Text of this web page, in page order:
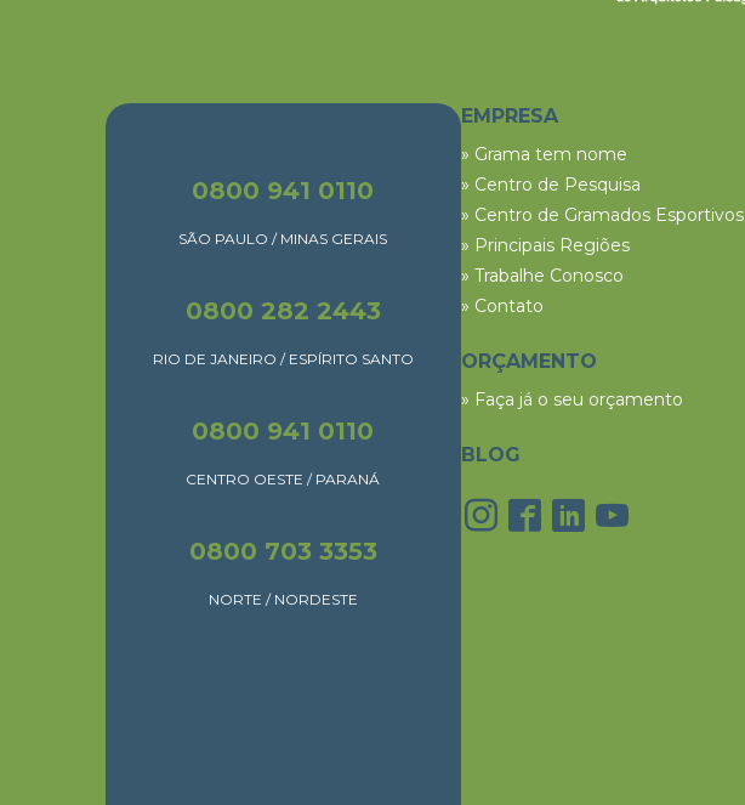
0800 941 0110
SÃO PAULO / MINAS GERAIS
0800 282 2443
RIO DE JANEIRO / ESPÍRITO SANTO
0800 941 0110
CENTRO OESTE / PARANÁ
0800 703 3353
NORTE / NORDESTE
EMPRESA
» Grama tem nome
» Centro de Pesquisa
» Centro de Gramados Esportivos
» Principais Regiões
» Trabalhe Conosco
» Contato
ORÇAMENTO
» Faça já o seu orçamento
BLOG